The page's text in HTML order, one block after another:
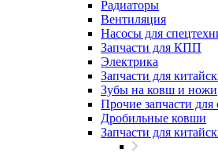
Радиаторы
Вентиляция
Насосы для
Запчасти для КПП
Электрика
Запчасти для
Зубы на ковш и ножи
Прочие запчасти для
Дробильные ковши
Запчасти для